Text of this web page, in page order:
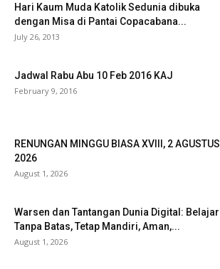
Hari Kaum Muda Katolik Sedunia dibuka
dengan Misa di Pantai Copacabana...
July 26, 2013
Jadwal Rabu Abu 10 Feb 2016 KAJ
February 9, 2016
RENUNGAN MINGGU BIASA XVIII, 2 AGUSTUS
2026
August 1, 2026
Warsen dan Tantangan Dunia Digital: Belajar
Tanpa Batas, Tetap Mandiri, Aman,...
August 1, 2026